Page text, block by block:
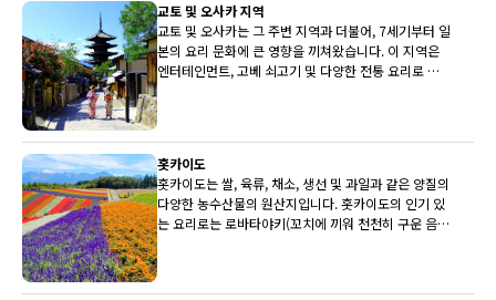
교토 및 오사카 지역
교토 및 오사카는 그 주변 지역과 더불어, 7세기부터 일
본의 요리 문화에 큰 영향을 끼쳐왔습니다. 이 지역은
엔터테인먼트, 고베 쇠고기 및 다양한 전통 요리로 유
홋카이도
홋카이도는 쌀, 육류, 채소, 생선 및 과일과 같은 양질의
다양한 농수산물의 원산지입니다. 홋카이도의 인기 있
는 요리로는 로바타야키(꼬치에 끼워 천천히 구운 음